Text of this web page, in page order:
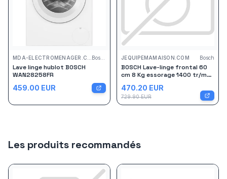
Lave linge hublot BOSCH
WAN28258FR
459.00 EUR
JEQUIPEMAMAISON.COM Bosch
BOSCH Lave-linge frontal 60
cm 8 Kg essorage 1400 tr/mn
470.20 EUR
729.90 EUR
Les produits recommandés